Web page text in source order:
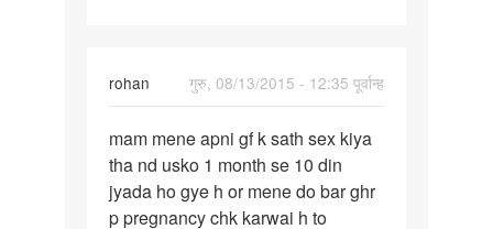
uchit
rohan
गुरु, 08/13/2015 - 12:35 पूर्वान्ह
mam
mene
apni
gf
mam mene apni gf k sath sex kiya
tha nd usko 1 month se 10 din
jyada ho gye h or mene do bar ghr
p pregnancy chk karwai h to